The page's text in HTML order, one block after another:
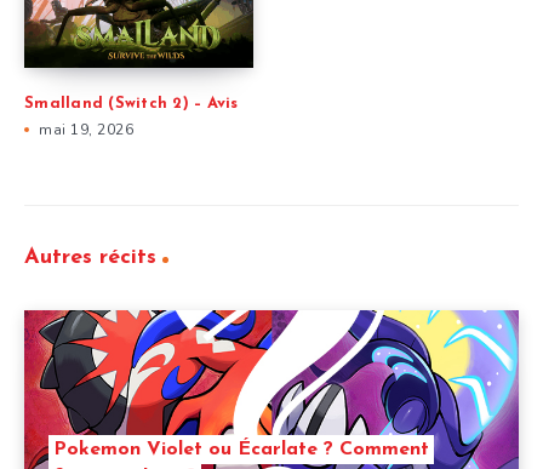
Smalland (Switch 2) – Avis
mai 19, 2026
Autres récits
Pokemon Violet ou Écarlate ? Comment